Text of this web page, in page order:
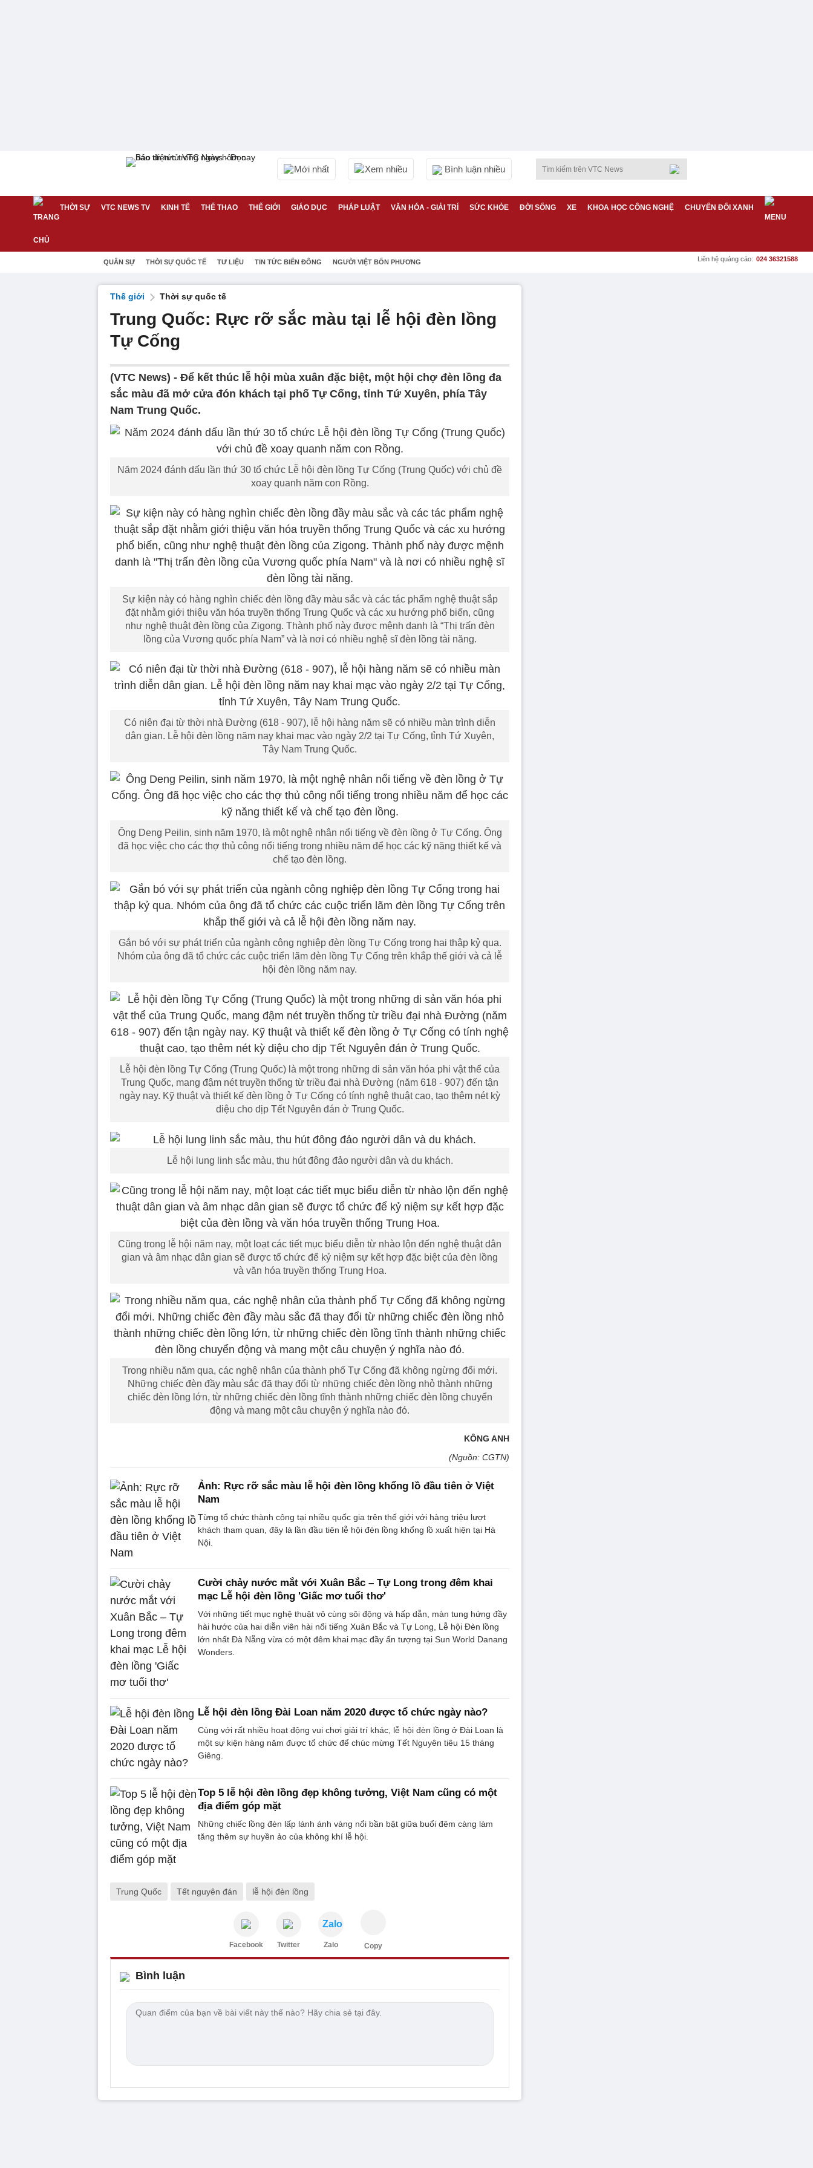
Mới nhất Xem nhiều Bình luận nhiều
THỜI SỰ VTC NEWS TV KINH TẾ THỂ THAO THẾ GIỚI GIÁO DỤC PHÁP LUẬT VĂN HÓA - GIẢI TRÍ SỨC KHỎE ĐỜI SỐNG XE KHOA HỌC CÔNG NGHỆ CHUYỂN ĐỔI XANH
QUÂN SỰ THỜI SỰ QUỐC TẾ TƯ LIỆU TIN TỨC BIỂN ĐÔNG NGƯỜI VIỆT BỐN PHƯƠNG Liên hệ quảng cáo: 024 36321588
Thế giới Thời sự quốc tế
Trung Quốc: Rực rỡ sắc màu tại lễ hội đèn lồng
Tự Cống
(VTC News) - Để kết thúc lễ hội mùa xuân đặc biệt, một hội chợ đèn lồng đa
sắc màu đã mở cửa đón khách tại phố Tự Cống, tỉnh Tứ Xuyên, phía Tây
Nam Trung Quốc.
Năm 2024 đánh dấu lần thứ 30 tổ chức Lễ hội đèn lồng Tự Cống (Trung Quốc) với chủ đề
xoay quanh năm con Rồng.
Sự kiện này có hàng nghìn chiếc đèn lồng đầy màu sắc và các tác phẩm nghệ thuật sắp
đặt nhằm giới thiệu văn hóa truyền thống Trung Quốc và các xu hướng phổ biến, cũng
như nghệ thuật đèn lồng của Zigong. Thành phố này được mệnh danh là “Thị trấn đèn
lồng của Vương quốc phía Nam” và là nơi có nhiều nghệ sĩ đèn lồng tài năng.
Có niên đại từ thời nhà Đường (618 - 907), lễ hội hàng năm sẽ có nhiều màn trình diễn
dân gian. Lễ hội đèn lồng năm nay khai mạc vào ngày 2/2 tại Tự Cống, tỉnh Tứ Xuyên,
Tây Nam Trung Quốc.
Ông Deng Peilin, sinh năm 1970, là một nghệ nhân nổi tiếng về đèn lồng ở Tự Cống. Ông
đã học việc cho các thợ thủ công nổi tiếng trong nhiều năm để học các kỹ năng thiết kế và
chế tạo đèn lồng.
Gắn bó với ​​sự phát triển của ngành công nghiệp đèn lồng Tự Cống trong hai thập kỷ qua.
Nhóm của ông đã tổ chức các cuộc triển lãm đèn lồng Tự Cống trên khắp thế giới và cả lễ
hội đèn lồng năm nay.
Lễ hội đèn lồng Tự Cống (Trung Quốc) là một trong những di sản văn hóa phi vật thể của
Trung Quốc, mang đậm nét truyền thống từ triều đại nhà Đường (năm 618 - 907) đến tận
ngày nay. Kỹ thuật và thiết kế đèn lồng ở Tự Cống có tính nghệ thuật cao, tạo thêm nét kỳ
diệu cho dịp Tết Nguyên đán ở Trung Quốc.
Lễ hội lung linh sắc màu, thu hút đông đảo người dân và du khách.
Cũng trong lễ hội năm nay, một loạt các tiết mục biểu diễn từ nhào lộn đến nghệ thuật dân
gian và âm nhạc dân gian sẽ được tổ chức để kỷ niệm sự kết hợp đặc biệt của đèn lồng
và văn hóa truyền thống Trung Hoa.
Trong nhiều năm qua, các nghệ nhân của thành phố Tự Cống đã không ngừng đổi mới.
Những chiếc đèn đầy màu sắc đã thay đổi từ những chiếc đèn lồng nhỏ thành những
chiếc đèn lồng lớn, từ những chiếc đèn lồng tĩnh thành những chiếc đèn lồng chuyển
động và mang một câu chuyện ý nghĩa nào đó.
KÔNG ANH
(Nguồn: CGTN)
Ảnh: Rực rỡ sắc màu lễ hội đèn lồng khổng lồ đầu tiên ở Việt
Nam
Từng tổ chức thành công tại nhiều quốc gia trên thế giới với hàng triệu lượt
khách tham quan, đây là lần đầu tiên lễ hội đèn lồng khổng lồ xuất hiện tại Hà
Nội.
Cười chảy nước mắt với Xuân Bắc – Tự Long trong đêm khai
mạc Lễ hội đèn lồng 'Giấc mơ tuổi thơ'
Với những tiết mục nghệ thuật vô cùng sôi động và hấp dẫn, màn tung hứng đầy
hài hước của hai diễn viên hài nổi tiếng Xuân Bắc và Tự Long, Lễ hội Đèn lồng
lớn nhất Đà Nẵng vừa có một đêm khai mạc đầy ấn tượng tại Sun World Danang
Wonders.
Lễ hội đèn lồng Đài Loan năm 2020 được tổ chức ngày nào?
Cùng với rất nhiều hoạt động vui chơi giải trí khác, lễ hội đèn lồng ở Đài Loan là
một sự kiện hàng năm được tổ chức để chúc mừng Tết Nguyên tiêu 15 tháng
Giêng.
Top 5 lễ hội đèn lồng đẹp không tưởng, Việt Nam cũng có một
địa điểm góp mặt
Những chiếc lồng đèn lấp lánh ánh vàng nổi bần bật giữa buổi đêm càng làm
tăng thêm sự huyền ảo của không khí lễ hội.
Trung Quốc Tết nguyên đán lễ hội đèn lồng
Facebook Twitter
Zalo
Zalo Copy
Bình luận